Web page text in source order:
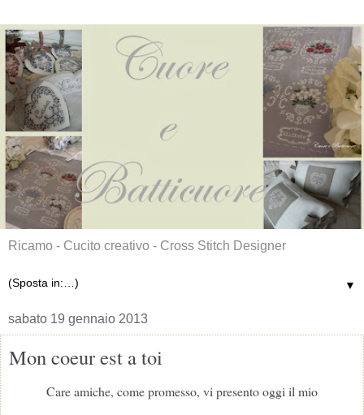
Ricamo - Cucito creativo - Cross Stitch Designer
▼
sabato 19 gennaio 2013
Mon coeur est a toi
Care amiche, come promesso, vi presento oggi il mio